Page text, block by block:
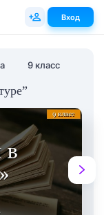
9 класс
Вход